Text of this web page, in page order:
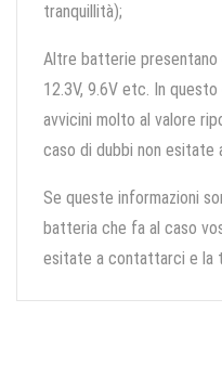
tranquillità);
Altre batterie presentano
12.3V, 9.6V etc. In
avvicini molto al valore
caso di dubbi non esitate
Se queste informazioni
batteria che fa al caso
esitate a contattarci e la